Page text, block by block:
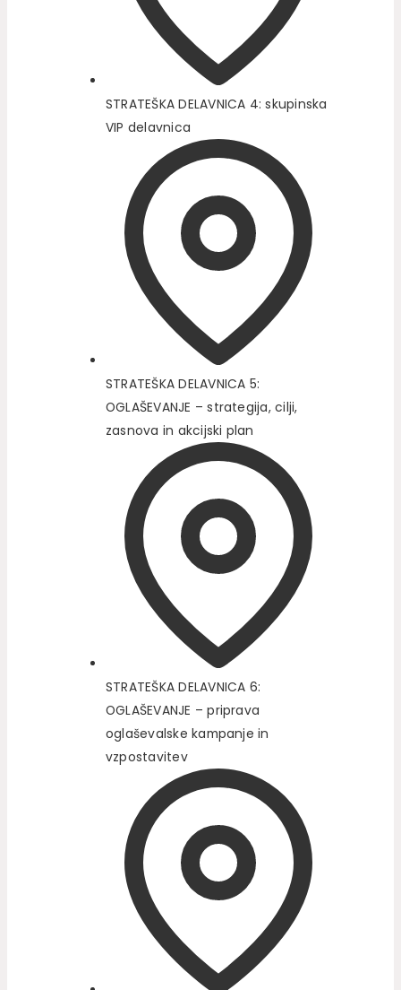
STRATEŠKA DELAVNICA 4: skupinska
VIP delavnica
STRATEŠKA DELAVNICA 5:
OGLAŠEVANJE – strategija, cilji,
zasnova in akcijski plan
STRATEŠKA DELAVNICA 6:
OGLAŠEVANJE – priprava
oglaševalske kampanje in
vzpostavitev